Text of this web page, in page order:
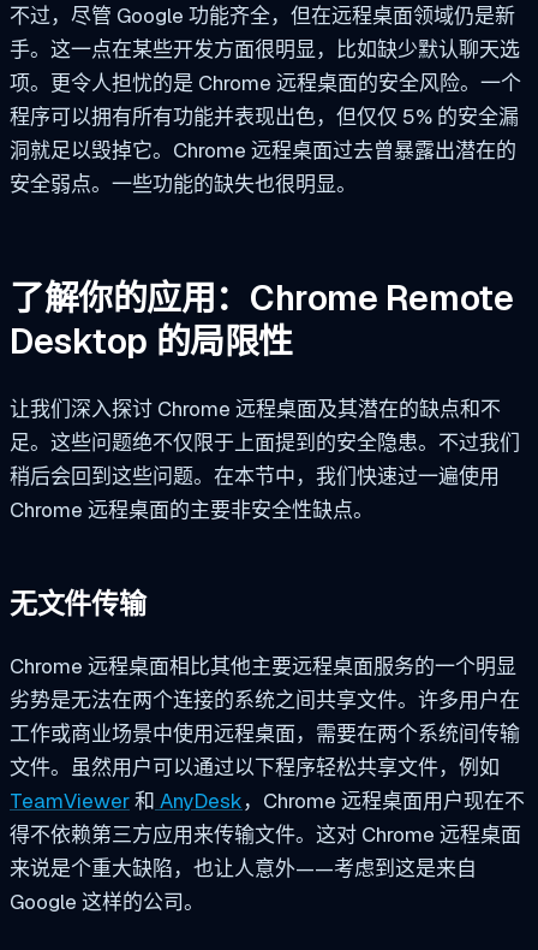
不过，尽管 Google 功能齐全，但在远程桌面领域仍是新
手。这一点在某些开发方面很明显，比如缺少默认聊天选
项。更令人担忧的是 Chrome 远程桌面的安全风险。一个
程序可以拥有所有功能并表现出色，但仅仅 5% 的安全漏
洞就足以毁掉它。Chrome 远程桌面过去曾暴露出潜在的
安全弱点。一些功能的缺失也很明显。
了解你的应用：Chrome Remote
Desktop 的局限性
让我们深入探讨 Chrome 远程桌面及其潜在的缺点和不
足。这些问题绝不仅限于上面提到的安全隐患。不过我们
稍后会回到这些问题。在本节中，我们快速过一遍使用
Chrome 远程桌面的主要非安全性缺点。
无文件传输
Chrome 远程桌面相比其他主要远程桌面服务的一个明显
劣势是无法在两个连接的系统之间共享文件。许多用户在
工作或商业场景中使用远程桌面，需要在两个系统间传输
文件。虽然用户可以通过以下程序轻松共享文件，例如
TeamViewer和 AnyDesk，Chrome 远程桌面用户现在不
得不依赖第三方应用来传输文件。这对 Chrome 远程桌面
来说是个重大缺陷，也让人意外——考虑到这是来自
Google 这样的公司。